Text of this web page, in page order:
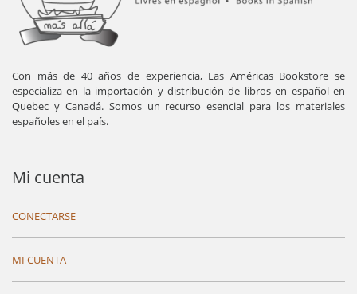
Con más de 40 años de experiencia, Las Américas Bookstore se
especializa en la importación y distribución de libros en español en
Quebec y Canadá. Somos un recurso esencial para los materiales
españoles en el país.
Mi cuenta
CONECTARSE
MI CUENTA